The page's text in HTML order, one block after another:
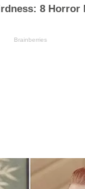
8 Horror
Brainberries